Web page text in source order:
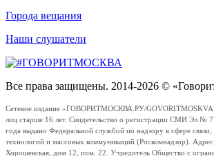
Города вещания
Наши слушатели
Все права защищены. 2014-2026 ©
Сетевое издание «ГОВОРИТМОСКВА.РУ/
лиц старше 16 лет. Свидетельство о регистрации СМИ Эл №
года выдано Федеральной службой по надзору в сфере
технологий и массовых коммуникаций (Роскомнадзор).
Хорошевская, дом 12, пом. 22. Учредитель Общество с